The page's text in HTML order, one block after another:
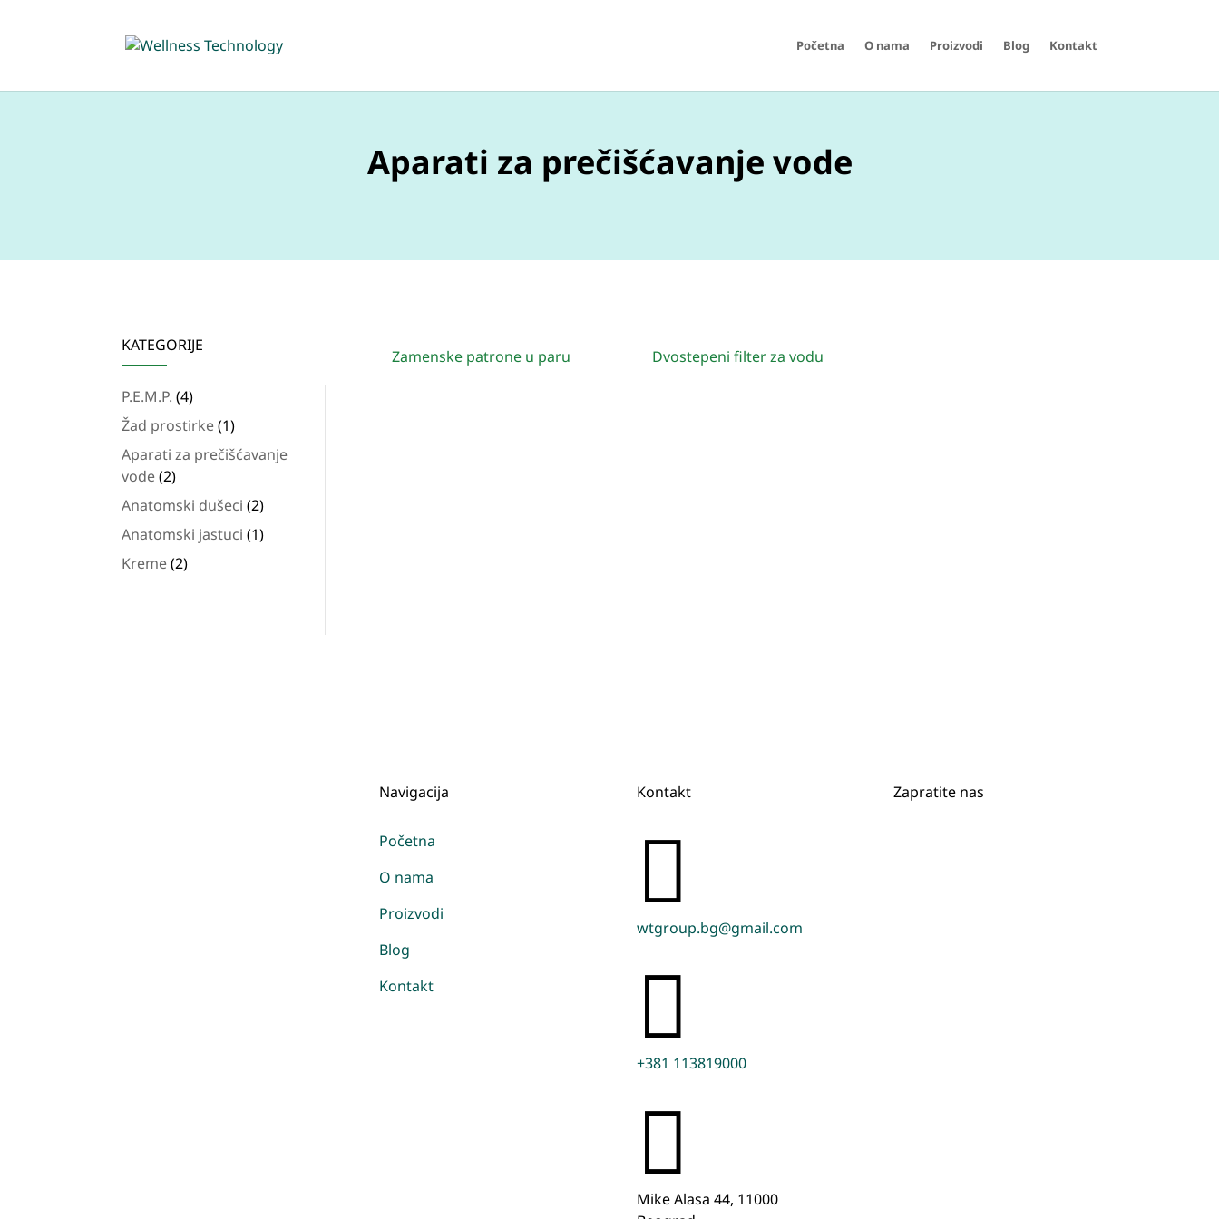
Početna O nama Proizvodi Blog Kontakt
Aparati za prečišćavanje vode
KATEGORIJE
P.E.M.P. 44
proizvoda
Žad prostirke 11
proizvod
Aparati za prečišćavanje
vode 22
proizvoda
Anatomski dušeci 22
proizvoda
Anatomski jastuci 11
Kreme 22
Zamenske patrone u paru Dvostepeni filter za vodu
Navigacija
Početna
O nama
Proizvodi
Blog
Kontakt
Kontakt

wtgroup.bg@gmail.com

+381 113819000

Mike Alasa 44, 11000
Zapratite nas